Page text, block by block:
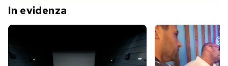
In evidenza